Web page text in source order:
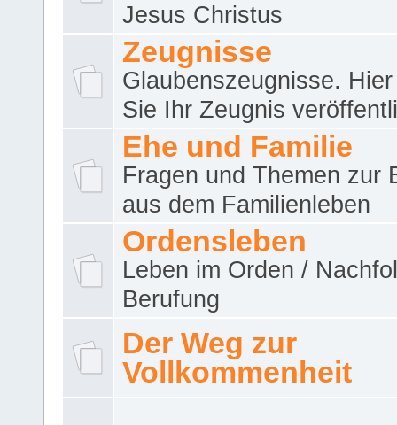
Jesus Christus
Zeugnisse
Glaubenszeugnisse.
Sie Ihr Zeugnis
Ehe und Familie
Fragen und Themen zur
aus dem Familienleben
Ordensleben
Leben im Orden /
Berufung
Der Weg zur
Vollkommenheit